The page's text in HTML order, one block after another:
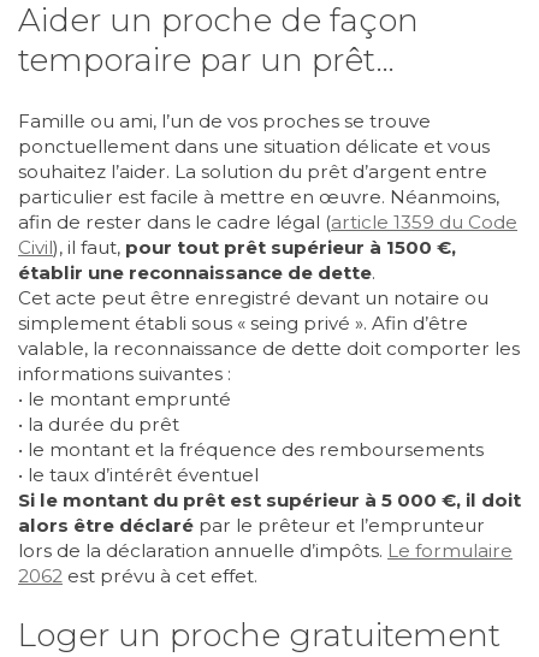
Aider un proche de façon
temporaire par un prêt…
Famille ou ami, l’un de vos proches se trouve
ponctuellement dans une situation délicate et vous
souhaitez l’aider. La solution du prêt d’argent entre
particulier est facile à mettre en œuvre. Néanmoins,
afin de rester dans le cadre légal (article 1359 du Code
Civil), il faut, pour tout prêt supérieur à 1500 €,
établir une reconnaissance de dette.
Cet acte peut être enregistré devant un notaire ou
simplement établi sous « seing privé ». Afin d’être
valable, la reconnaissance de dette doit comporter les
informations suivantes :
• le montant emprunté
• la durée du prêt
• le montant et la fréquence des remboursements
• le taux d’intérêt éventuel
Si le montant du prêt est supérieur à 5 000 €, il doit
alors être déclaré par le prêteur et l’emprunteur
lors de la déclaration annuelle d’impôts. Le formulaire
2062 est prévu à cet effet.
Loger un proche gratuitement